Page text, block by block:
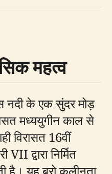
महत्व
नदी के एक सुंदर मोड़
मध्ययुगीन काल से
विरासत 16वीं
द्वारा निर्मित